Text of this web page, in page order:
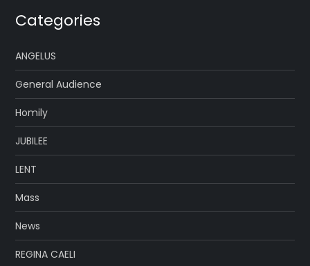
Categories
ANGELUS
General Audience
Homily
JUBILEE
LENT
Mass
News
REGINA CAELI